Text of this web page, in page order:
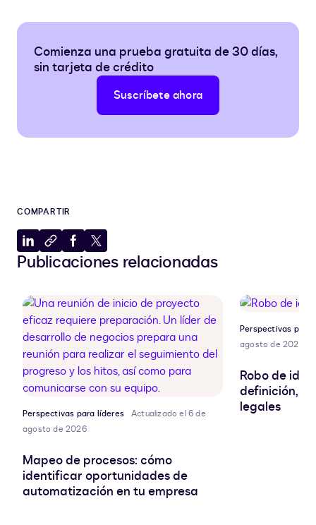
Comienza una prueba gratuita de 30 días,
sin tarjeta de crédito
Suscríbete ahora
COMPARTIR
Compartir
en
Copiar
al
Compartir
en
Compartir
en
Publicaciones relacionadas
Perspectivas para líderes
Actualizado el 6 de
agosto de 2026
Mapeo de procesos: cómo
identificar oportunidades de
automatización en tu empresa
Perspectivas para
agosto de 2026
Robo de
definición,
legales